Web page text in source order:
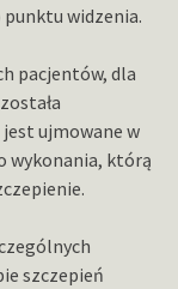
widzenia.
pacjentów, dla
jest ujmowane w
wykonania, którą
szczepień